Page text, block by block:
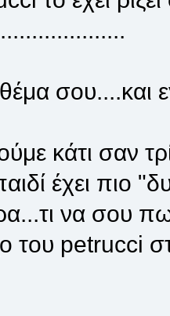
σου....και
κάτι σαν
έχει πιο
να σου
του petrucci